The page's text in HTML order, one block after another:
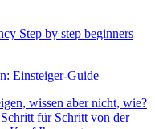
Einsteiger-Guide
wissen aber nicht, wie?
für Schritt von der